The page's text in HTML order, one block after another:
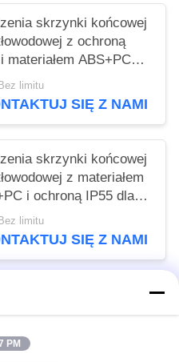
skrzynki końcowej
z ochroną
i materiałem ABS+PC
zarządzania
limitu
SIĘ Z NAMI
skrzynki końcowej
z materiałem
i ochroną IP55 dla
limitu
SIĘ Z NAMI
PM